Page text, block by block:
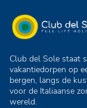
Club del Sole staat
vakantiedorpen op
bergen, langs de
voor de Italiaanse
wereld.